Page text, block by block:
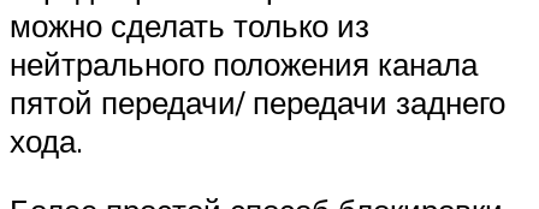
можно сделать только из
нейтрального положения канала
пятой передачи/ передачи заднего
хода.